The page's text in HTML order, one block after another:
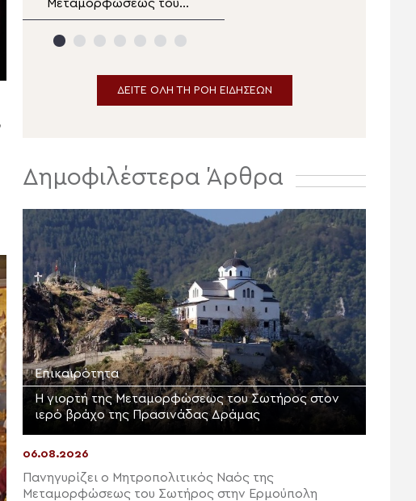
Μεταμορφώσεως του
Σωτήρος στα Λευκάκια
Ναυπλίου
ΔΕΙΤΕ ΟΛΗ ΤΗ ΡΟΗ ΕΙΔΗΣΕΩΝ
Δημοφιλέστερα Άρθρα
Επικαιρότητα
Η γιορτή της Μεταμορφώσεως του Σωτήρος στον
ιερό βράχο της Πρασινάδας Δράμας
06.08.2026
Πανηγυρίζει ο Μητροπολιτικός Ναός της
Μεταμορφώσεως του Σωτήρος στην Ερμούπολη